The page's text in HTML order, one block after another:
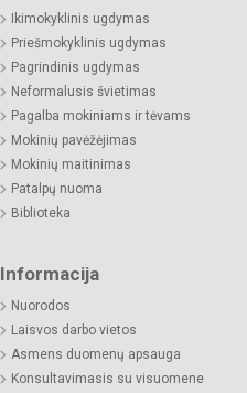
Ikimokyklinis ugdymas
Priešmokyklinis ugdymas
Pagrindinis ugdymas
Neformalusis švietimas
Pagalba mokiniams ir tėvams
Mokinių pavėžėjimas
Mokinių maitinimas
Patalpų nuoma
Biblioteka
Informacija
Nuorodos
Laisvos darbo vietos
Asmens duomenų apsauga
Konsultavimasis su visuomene